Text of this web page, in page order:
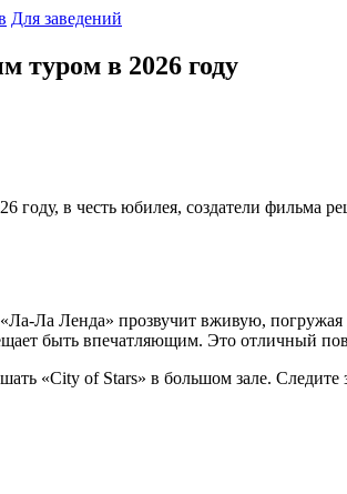
Для заведений
туром в 2026 году
году, в честь юбилея, создатели фильма
Ла Ленда» прозвучит вживую,
быть впечатляющим. Это отличный
«City of Stars» в большом зале. Следите